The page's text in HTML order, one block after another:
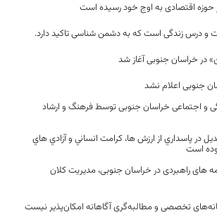
اقتصادی به اوج خود رسیده است
و درس زندگی است که به دشمن‌ شناسی تاکید دارد.
خراسان جنوبی آغاز شد
جنوبی اعلام نشد
و اجتماعی خراسان جنوبی توسط فرهنگ و ارشاد
در پاسداري از ارزش ها، کرامت انساني و آزادي هاي
است
های راهبردی در خراسان جنوبی، مدیریت کلان
تخصصی و مطالبه‌گری آگاهانه امکان‌پذیر نیست